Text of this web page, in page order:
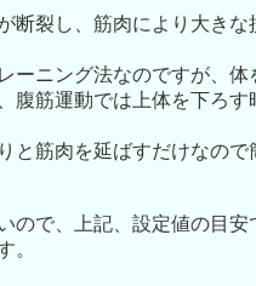
断裂し、筋肉により大きな
ーニング法なのですが、体
腹筋運動では上体を下ろす
と筋肉を延ばすだけなので
ので、上記、設定値の目安
。